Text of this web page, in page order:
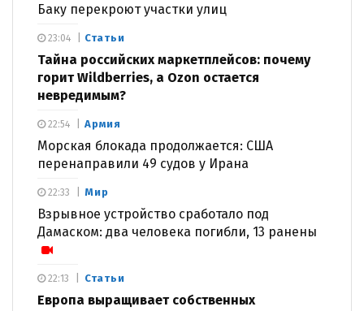
Баку перекроют участки улиц
Статьи
Тайна российских маркетплейсов: почему
горит Wildberries, а Ozon остается
невредимым?
23:04
Армия
Морская блокада продолжается: США
перенаправили 49 судов у Ирана
22:54
Мир
Взрывное устройство сработало под
Дамаском: два человека погибли, 13 ранены
22:33
Статьи
Европа выращивает собственных
22:13